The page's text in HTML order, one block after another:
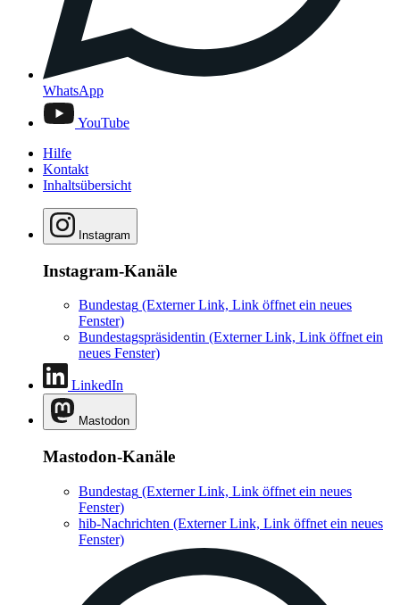
WhatsApp
YouTube
Hilfe
Kontakt
Inhaltsübersicht
Instagram
Instagram-Kanäle
Bundestag (Externer Link, Link öffnet ein neues
Fenster)
Bundestagspräsidentin (Externer Link, Link öffnet ein
neues Fenster)
LinkedIn
Mastodon
Mastodon-Kanäle
Bundestag (Externer Link, Link öffnet ein neues
Fenster)
hib-Nachrichten (Externer Link, Link öffnet ein neues
Fenster)